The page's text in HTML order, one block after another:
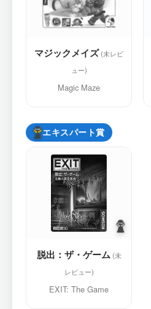
マジックメイズ
Magic Maze
エキスパート賞
脱出：ザ・ゲーム
EXIT: The Game